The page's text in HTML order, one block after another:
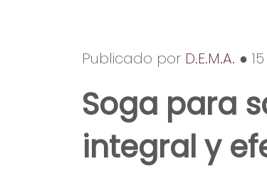
Publicado por D.E.M.A. ●
Soga para
integral y